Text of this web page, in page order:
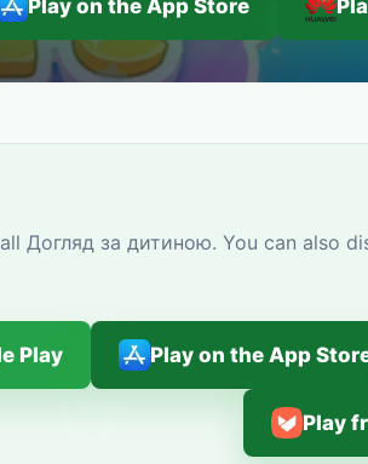
Play on the App Store
Догляд за дитиною. You can also
Play Play on the App
Play